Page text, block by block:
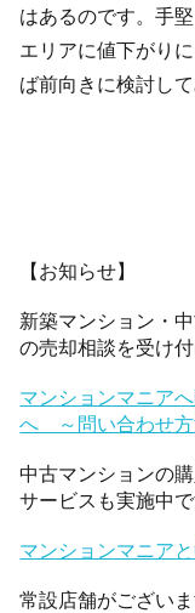
はあるのです。手
エリアに値下がり
ば前向きに検討し
【お知らせ】
新築マンション・
の売却相談を受け
マンションマニア
へ ～問い合わせ方
中古マンションの
サービスも実施中で
マンションマニア
常設店舗がござい